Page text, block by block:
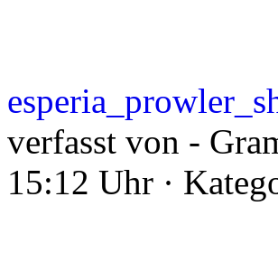
verfasst von -
15:12 Uhr ·